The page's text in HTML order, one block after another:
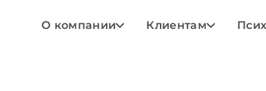
О компании Клиентам